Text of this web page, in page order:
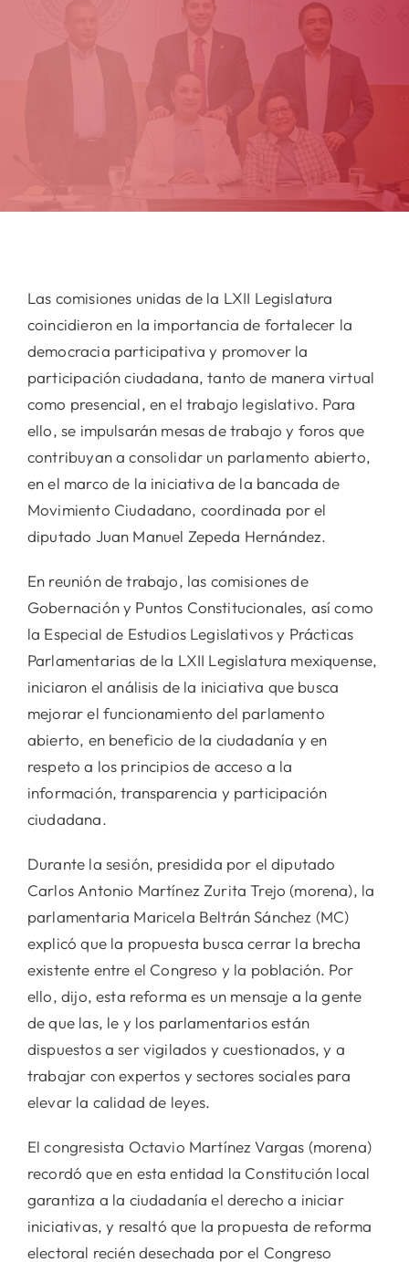
Las comisiones unidas de la LXII Legislatura
coincidieron en la importancia de fortalecer la
democracia participativa y promover la
participación ciudadana, tanto de manera virtual
como presencial, en el trabajo legislativo. Para
ello, se impulsarán mesas de trabajo y foros que
contribuyan a consolidar un parlamento abierto,
en el marco de la iniciativa de la bancada de
Movimiento Ciudadano, coordinada por el
diputado Juan Manuel Zepeda Hernández.
En reunión de trabajo, las comisiones de
Gobernación y Puntos Constitucionales, así como
la Especial de Estudios Legislativos y Prácticas
Parlamentarias de la LXII Legislatura mexiquense,
iniciaron el análisis de la iniciativa que busca
mejorar el funcionamiento del parlamento
abierto, en beneficio de la ciudadanía y en
respeto a los principios de acceso a la
información, transparencia y participación
ciudadana.
Durante la sesión, presidida por el diputado
Carlos Antonio Martínez Zurita Trejo (morena), la
parlamentaria Maricela Beltrán Sánchez (MC)
explicó que la propuesta busca cerrar la brecha
existente entre el Congreso y la población. Por
ello, dijo, esta reforma es un mensaje a la gente
de que las, le y los parlamentarios están
dispuestos a ser vigilados y cuestionados, y a
trabajar con expertos y sectores sociales para
elevar la calidad de leyes.
El congresista Octavio Martínez Vargas (morena)
recordó que en esta entidad la Constitución local
garantiza a la ciudadanía el derecho a iniciar
iniciativas, y resaltó que la propuesta de reforma
electoral recién desechada por el Congreso